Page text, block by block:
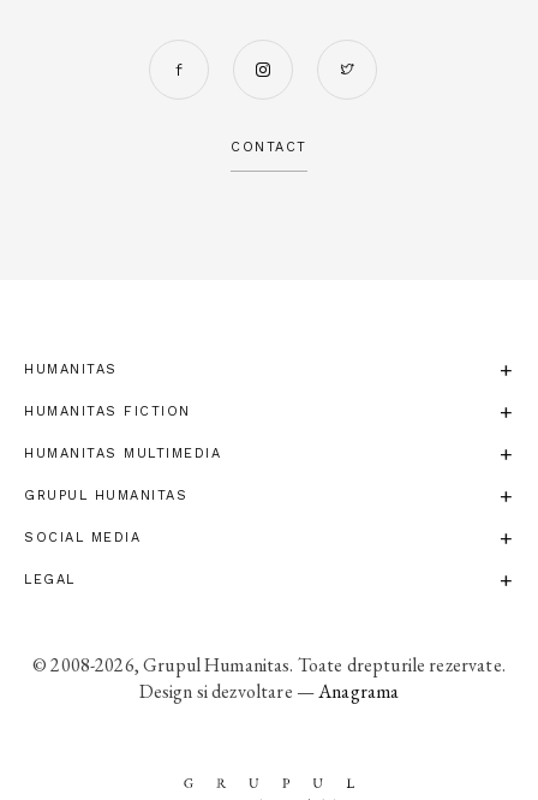
CONTACT
HUMANITAS
HUMANITAS FICTION
HUMANITAS MULTIMEDIA
GRUPUL HUMANITAS
SOCIAL MEDIA
LEGAL
© 2008-2026, Grupul Humanitas. Toate drepturile rezervate.
Design si dezvoltare —Anagrama